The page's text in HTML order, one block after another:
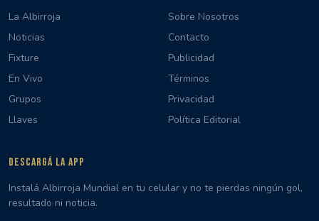
La Albirroja
Noticias
Fixture
En Vivo
Grupos
Llaves
Sobre Nosotros
Contacto
Publicidad
Términos
Privacidad
Política Editorial
DESCARGÁ LA APP
Instalá Albirroja Mundial en tu celular y no te pierdas ningún gol,
resultado ni noticia.